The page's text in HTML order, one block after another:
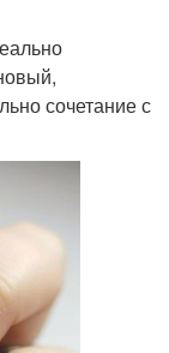
сочетание с